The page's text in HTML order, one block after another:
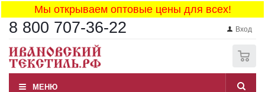
Мы открываем оптовые цены для всех!
8 800 707-36-22 Вход
МЕНЮ